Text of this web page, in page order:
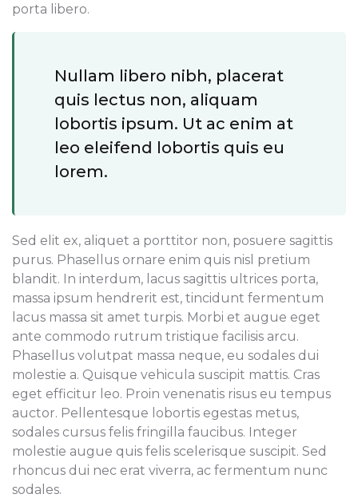
porta libero.
Nullam libero nibh, placerat
quis lectus non, aliquam
lobortis ipsum. Ut ac enim at
leo eleifend lobortis quis eu
lorem.
Sed elit ex, aliquet a porttitor non, posuere sagittis
purus. Phasellus ornare enim quis nisl pretium
blandit. In interdum, lacus sagittis ultrices porta,
massa ipsum hendrerit est, tincidunt fermentum
lacus massa sit amet turpis. Morbi et augue eget
ante commodo rutrum tristique facilisis arcu.
Phasellus volutpat massa neque, eu sodales dui
molestie a. Quisque vehicula suscipit mattis. Cras
eget efficitur leo. Proin venenatis risus eu tempus
auctor. Pellentesque lobortis egestas metus,
sodales cursus felis fringilla faucibus. Integer
molestie augue quis felis scelerisque suscipit. Sed
rhoncus dui nec erat viverra, ac fermentum nunc
sodales.